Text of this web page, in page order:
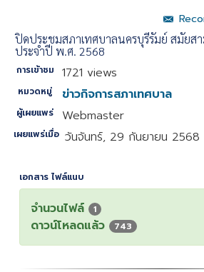
ปิดประชุมสภาเทศบาลนครบุรีรัมย์ สมัยส
ประจำปี พ.ศ. 2568
การเข้าชม 1721 views
หมวดหมู่ ข่าวกิจการสภาเทศบาล
ผู้เผยแพร่ Webmaster
เผยแพร่เมื่อ วันจันทร์, 29 กันยายน 2568
เอกสาร ไฟล์แนบ
จำนวนไฟล์ 1
ดาวน์โหลดแล้ว 743